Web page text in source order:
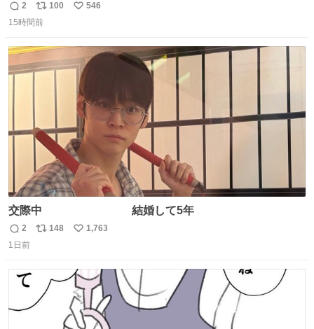
返
信
2
リ
ポ
数
100
い
数
546
15時間前
交際中 結婚して5年
返
信
2
リ
数
148
い
数
1,763
1日前